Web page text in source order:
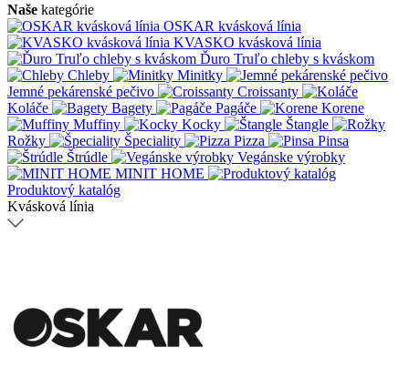
Naše kategórie
OSKAR kvásková línia
KVASKO kvásková línia
Ďuro Truľo chleby s kváskom
Chleby
Minitky
Jemné pekárenské pečivo
Croissanty
Koláče
Bagety Pagáče
Korene
Muffiny
Kocky
Štangle
Rožky
Špeciality Pizza
Pinsa
Štrúdle
Vegánske výrobky
MINIT HOME
Produktový katalóg
Kvásková línia